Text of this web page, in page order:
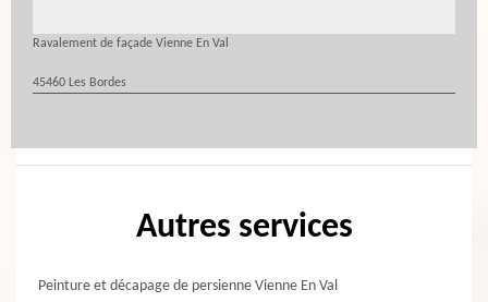
Ravalement de façade Vienne En Val
45460 Les Bordes
Autres services
Peinture et décapage de persienne Vienne En Val